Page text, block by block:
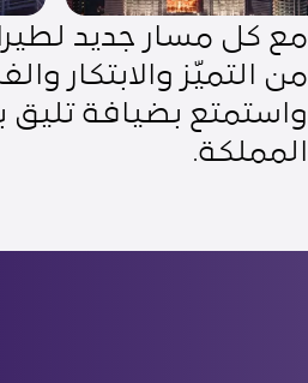
مع كل مسار جديد
من التميّز والابتكار
واستمتع بضيافة
المملكة.